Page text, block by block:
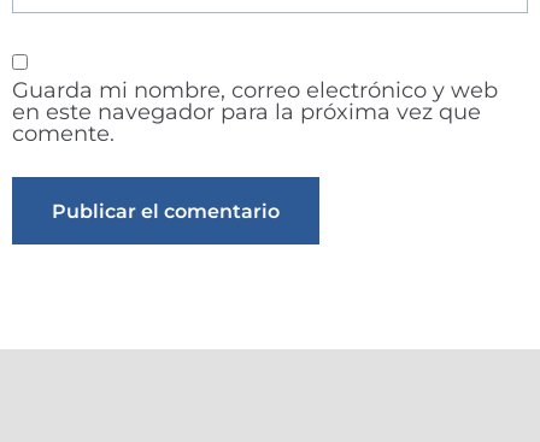
Guarda mi nombre, correo electrónico y web
en este navegador para la próxima vez que
comente.